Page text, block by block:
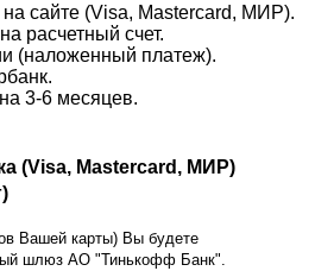
на сайте (Visa, Mastercard, МИР).
расчетный счет.
(наложенный платеж).
3-6 месяцев.
(Visa, Mastercard, МИР)
Вашей карты) Вы будете
шлюз АО "Тинькофф Банк".